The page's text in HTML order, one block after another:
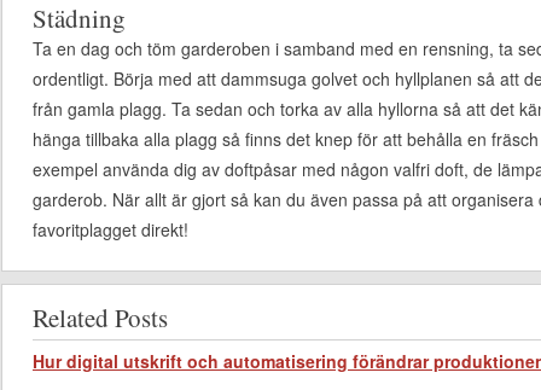
Städning
Ta en dag och töm garderoben i samband med en rensning, ta
ordentligt. Börja med att dammsuga golvet och hyllplanen så att
från gamla plagg. Ta sedan och torka av alla hyllorna så att det
hänga tillbaka alla plagg så finns det knep för att behålla en
exempel använda dig av doftpåsar med någon valfri doft, de
garderob. När allt är gjort så kan du även passa på att
favoritplagget direkt!
Related Posts
Hur digital utskrift och automatisering förändrar